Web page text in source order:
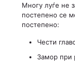
Многу луѓе не
постепено се
постепено:
Чести
Замор при